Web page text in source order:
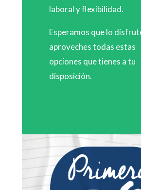
laboral y flexibilidad.
Esperamos que lo
aproveches todas estas
opciones que tienes a tu
disposición.